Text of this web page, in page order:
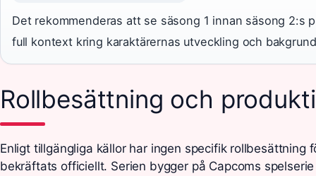
Det rekommenderas att se säsong 1 innan säsong 2:s
full kontext kring karaktärernas utveckling och
Rollbesättning och
Enligt tillgängliga källor har ingen specifik rollbesättning
bekräftats officiellt. Serien bygger på Capcoms